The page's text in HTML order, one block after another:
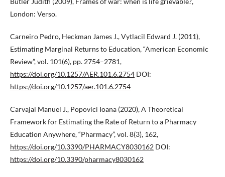
London: Verso.
Carneiro Pedro, Heckman James J., Vytlacil Edward J. (2011),
Estimating Marginal Returns to Education, “American Economic
Review”, vol. 101(6), pp. 2754–2781,
https://doi.org/10.1257/AER.101.6.2754 DOI:
https://doi.org/10.1257/aer.101.6.2754
Carvajal Manuel J., Popovici Ioana (2020), A Theoretical
Framework for Estimating the Rate of Return to a Pharmacy
Education Anywhere, “Pharmacy”, vol. 8(3), 162,
https://doi.org/10.3390/PHARMACY8030162 DOI:
https://doi.org/10.3390/pharmacy8030162